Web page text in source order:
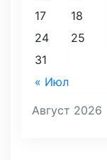
Август 2026
« Июл
17
18
24
25
31